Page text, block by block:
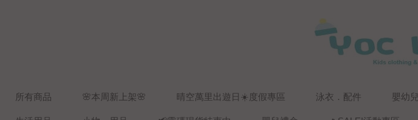
所有商品 🌸本周新上架🌸 晴空萬里出遊日☀️度假專區 泳衣．配件 嬰幼兒